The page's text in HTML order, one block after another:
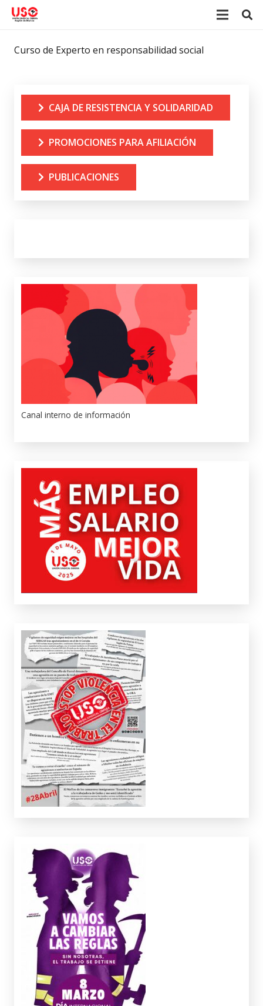
Curso de Experto en responsabilidad social
CAJA DE RESISTENCIA Y SOLIDARIDAD
PROMOCIONES PARA AFILIACIÓN
PUBLICACIONES
Canal interno de información